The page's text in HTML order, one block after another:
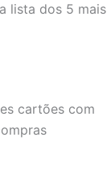
lista dos 5 mais
cartões com